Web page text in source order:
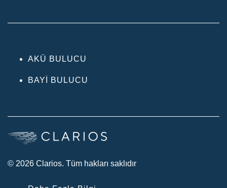
AKÜ BULUCU
BAYI BULUCU
© 2026 Clarios. Tüm hakları saklıdır